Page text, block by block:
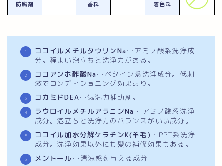
防腐剤
香料
着色料
ココイルメチルタウリンNa…アミノ酸系洗浄成
分。程よい泡立ちと洗浄力がある。
ココアンホ酢酸Na…ベタイン系洗浄成分。低刺
激でコンディショニング効果あり。
コカミドDEA…気泡力補助剤。
ラウロイルメチルアラニンNa…アミノ酸系洗浄
成分。泡立ちと洗浄力のバランスがいい成分。
ココイル加水分解ケラチンK(羊毛) …PPT系洗浄
成分。洗浄効果以外にも髪の補修効果もある。
メントール …清涼感を与える成分